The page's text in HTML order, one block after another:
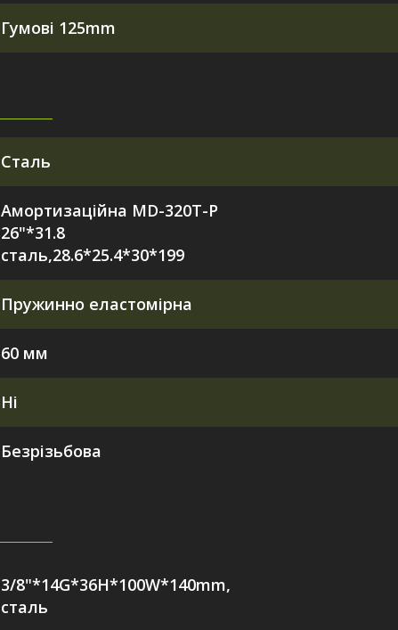
Гумові 125mm
Сталь
Амортизаційна MD-320T-P
26"*31.8
сталь,28.6*25.4*30*199
Пружинно еластомірна
60 мм
Ні
Безрізьбова
3/8"*14G*36H*100W*140mm,
сталь